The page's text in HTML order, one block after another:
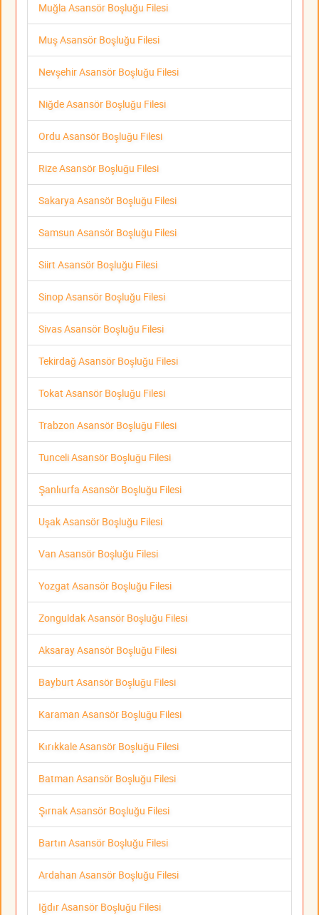
Muğla Asansör Boşluğu Filesi
Muş Asansör Boşluğu Filesi
Nevşehir Asansör Boşluğu Filesi
Niğde Asansör Boşluğu Filesi
Ordu Asansör Boşluğu Filesi
Rize Asansör Boşluğu Filesi
Sakarya Asansör Boşluğu Filesi
Samsun Asansör Boşluğu Filesi
Siirt Asansör Boşluğu Filesi
Sinop Asansör Boşluğu Filesi
Sivas Asansör Boşluğu Filesi
Tekirdağ Asansör Boşluğu Filesi
Tokat Asansör Boşluğu Filesi
Trabzon Asansör Boşluğu Filesi
Tunceli Asansör Boşluğu Filesi
Şanlıurfa Asansör Boşluğu Filesi
Uşak Asansör Boşluğu Filesi
Van Asansör Boşluğu Filesi
Yozgat Asansör Boşluğu Filesi
Zonguldak Asansör Boşluğu Filesi
Aksaray Asansör Boşluğu Filesi
Bayburt Asansör Boşluğu Filesi
Karaman Asansör Boşluğu Filesi
Kırıkkale Asansör Boşluğu Filesi
Batman Asansör Boşluğu Filesi
Şırnak Asansör Boşluğu Filesi
Bartın Asansör Boşluğu Filesi
Ardahan Asansör Boşluğu Filesi
Iğdır Asansör Boşluğu Filesi